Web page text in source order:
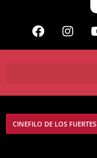
CINEFILO DE LOS FUERTES